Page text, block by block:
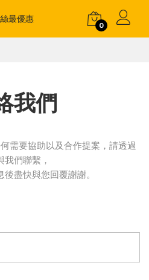
最優惠
0
我們
需要協助以及合作提案，請透過
我們聯繫，
盡快與您回覆謝謝。